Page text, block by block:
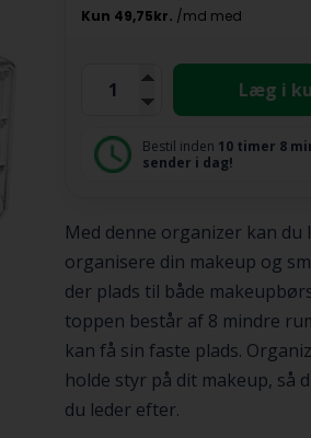
Læg i
Bestil inden 10 timer 8
sender i dag!
Med denne organizer kan
organisere din makeup og
der plads til både
toppen består af 8 mindre
kan få sin faste plads.
holde styr på dit makeup, så
du leder efter.